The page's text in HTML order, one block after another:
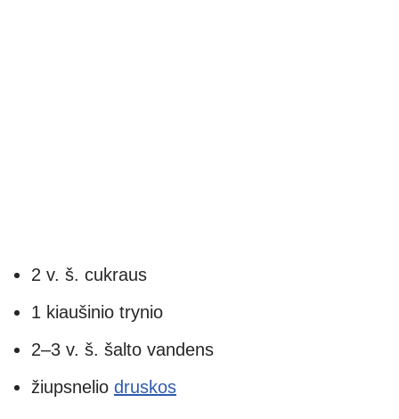
2 v. š. cukraus
1 kiaušinio trynio
2–3 v. š. šalto vandens
žiupsnelio druskos